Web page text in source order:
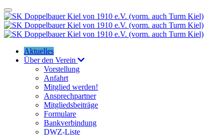
Aktuelles
Über den Verein
Vorstellung
Anfahrt
Mitglied werden!
Ansprechpartner
Mitgliedsbeiträge
Formulare
Bankverbindung
DWZ-Liste